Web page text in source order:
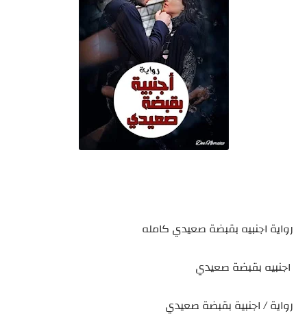
رواية اجنبيه بقبضة صعيدي كامله
اجنبيه بقبضة صعيدي
رواية / اجنبية بقبضة صعيدي